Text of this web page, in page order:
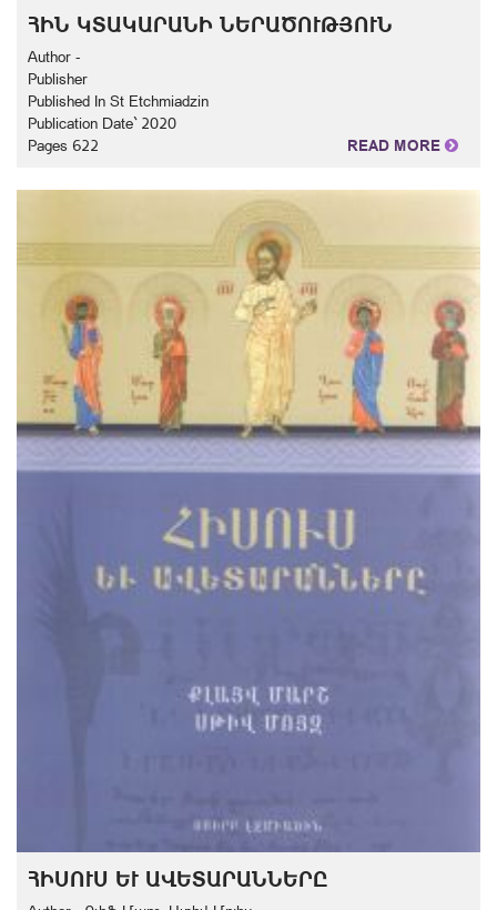
ՀԻՆ ԿՏԱԿԱՐԱՆԻ ՆԵՐԱԾՈՒԹՅՈՒՆ
Author -
Publisher
Published In St Etchmiadzin
Publication Date` 2020
Pages 622
READ MORE
ՀԻՍՈՒՍ ԵՒ ԱՎԵՏԱՐԱՆՆԵՐԸ